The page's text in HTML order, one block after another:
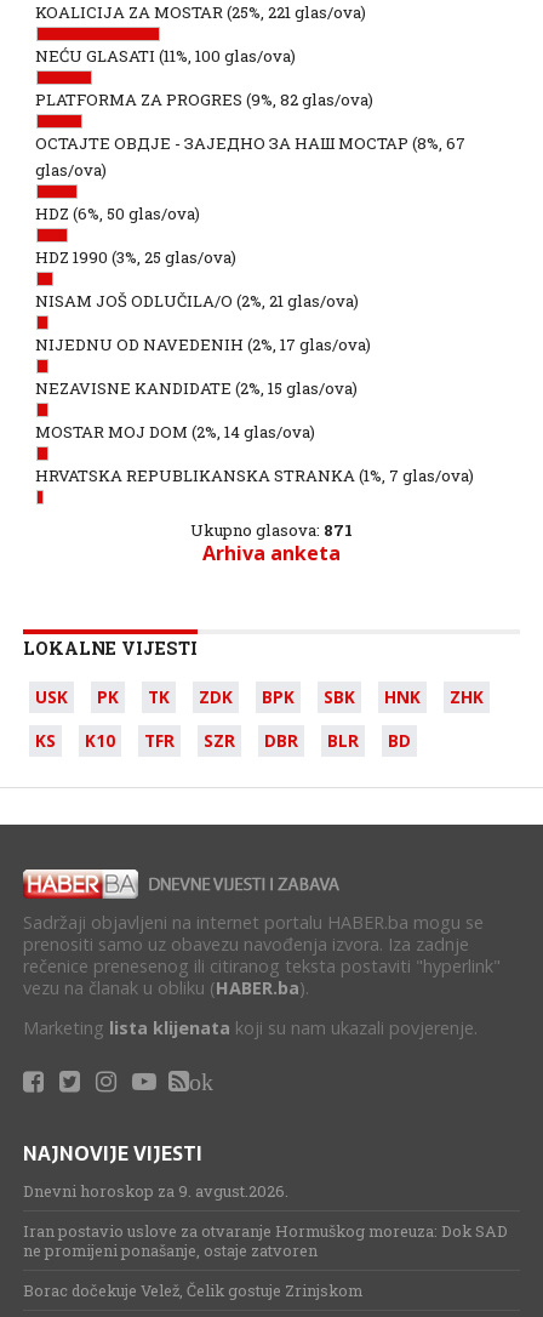
KOALICIJA ZA MOSTAR(25%, 221 glas/ova)
NEĆU GLASATI (11%, 100 glas/ova)
PLATFORMA ZA PROGRES (9%, 82 glas/ova)
ОСТАЈТЕ ОВДЈЕ - ЗАЈЕДНО ЗА НАШ МОСТАР (8%, 67
glas/ova)
HDZ (6%, 50 glas/ova)
HDZ 1990 (3%, 25 glas/ova)
NISAM JOŠ ODLUČILA/O (2%, 21 glas/ova)
NIJEDNU OD NAVEDENIH (2%, 17 glas/ova)
NEZAVISNE KANDIDATE (2%, 15 glas/ova)
MOSTAR MOJ DOM (2%, 14 glas/ova)
HRVATSKA REPUBLIKANSKA STRANKA(1%, 7 glas/ova)
Ukupno glasova: 871
Arhiva anketa
LOKALNE VIJESTI
USK PK TK ZDK BPK SBK HNK
ZHK
KS
K10 TFR SZR DBR BLR BD
Sadržaji objavljeni na internet portalu HABER.ba mogu se
prenositi samo uz obavezu navođenja izvora. Iza zadnje
rečenice prenesenog ili citiranog teksta postaviti "hyperlink"
vezu na članak u obliku (HABER.ba).
Marketing lista klijenata koji su nam ukazali povjerenje.
ok
NAJNOVIJE VIJESTI
Dnevni horoskop za 9. avgust.2026.
Iran postavio uslove za otvaranje Hormuškog moreuza: Dok SAD
ne promijeni ponašanje, ostaje zatvoren
Borac dočekuje Velež, Čelik gostuje Zrinjskom